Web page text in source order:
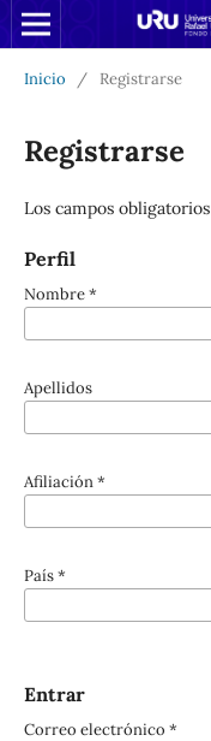
Inicio / Registrarse
Registrarse
Los campos
Perfil
Nombre*
Apellidos
Afiliación*
País*
Entrar
Correo electrónico *